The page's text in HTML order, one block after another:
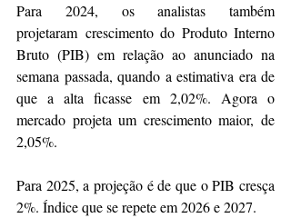
Para 2024, os analistas também
projetaram crescimento do Produto Interno
Bruto (PIB) em relação ao anunciado na
semana passada, quando a estimativa era de
que a alta ficasse em 2,02%. Agora o
mercado projeta um crescimento maior, de
2,05%.
Para 2025, a projeção é de que o PIB cresça
2%. Índice que se repete em 2026 e 2027.